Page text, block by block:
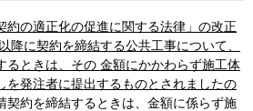
約の適正化の促進に関する法律」の改正
降に契約を締結する公共工事について、
るときは、その 金額にかかわらず施工体
を発注者に提出するものとされましたの
契約を締結するときは、金額に係らず施